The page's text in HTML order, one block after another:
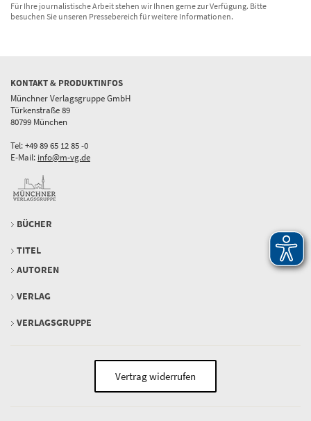
Für Ihre journalistische Arbeit stehen wir Ihnen gerne zur Verfügung. Bitte
besuchen Sie unseren Pressebereich für weitere Informationen.
KONTAKT & PRODUKTINFOS
Münchner Verlagsgruppe GmbH
Türkenstraße 89
80799 München
Tel: +49 89 65 12 85 -0
E-Mail: info@m-vg.de
BÜCHER
TITEL
AUTOREN
VERLAG
VERLAGSGRUPPE
Vertrag widerrufen